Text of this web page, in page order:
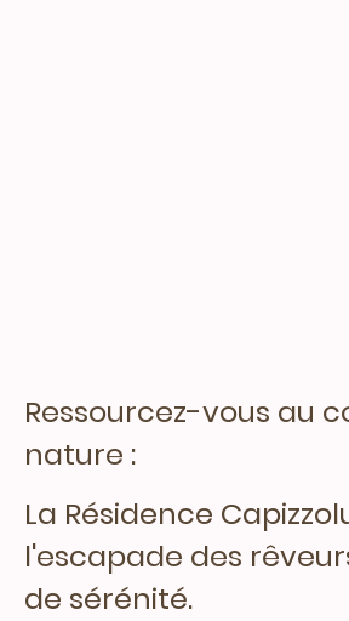
Ressourcez-vous au
nature :
La Résidence
l'escapade des
de sérénité.